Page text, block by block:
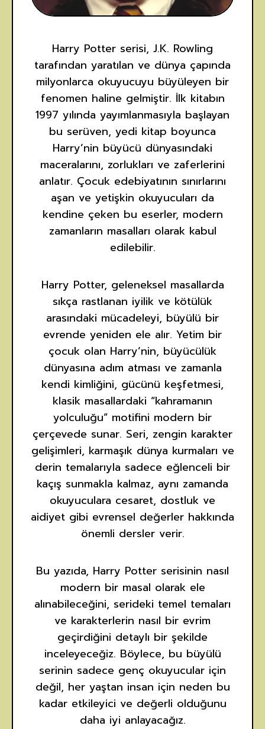
Harry Potter serisi, J.K. Rowling
tarafından yaratılan ve dünya çapında
milyonlarca okuyucuyu büyüleyen bir
fenomen haline gelmiştir. İlk kitabın
1997 yılında yayımlanmasıyla başlayan
bu serüven, yedi kitap boyunca
Harry’nin büyücü dünyasındaki
maceralarını, zorlukları ve zaferlerini
anlatır. Çocuk edebiyatının sınırlarını
aşan ve yetişkin okuyucuları da
kendine çeken bu eserler, modern
zamanların masalları olarak kabul
edilebilir.
Harry Potter, geleneksel masallarda
sıkça rastlanan iyilik ve kötülük
arasındaki mücadeleyi, büyülü bir
evrende yeniden ele alır. Yetim bir
çocuk olan Harry’nin, büyücülük
dünyasına adım atması ve zamanla
kendi kimliğini, gücünü keşfetmesi,
klasik masallardaki “kahramanın
yolculuğu” motifini modern bir
çerçevede sunar. Seri, zengin karakter
gelişimleri, karmaşık dünya kurmaları ve
derin temalarıyla sadece eğlenceli bir
kaçış sunmakla kalmaz, aynı zamanda
okuyuculara cesaret, dostluk ve
aidiyet gibi evrensel değerler hakkında
önemli dersler verir.
Bu yazıda, Harry Potter serisinin nasıl
modern bir masal olarak ele
alınabileceğini, serideki temel temaları
ve karakterlerin nasıl bir evrim
geçirdiğini detaylı bir şekilde
inceleyeceğiz. Böylece, bu büyülü
serinin sadece genç okuyucular için
değil, her yaştan insan için neden bu
kadar etkileyici ve değerli olduğunu
daha iyi anlayacağız.